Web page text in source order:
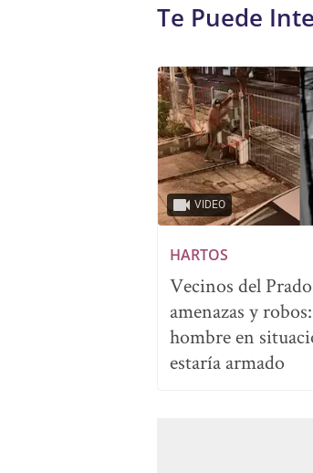
Te Puede
VIDEO
HARTOS
Vecinos del
amenazas y
hombre en
estaría armado